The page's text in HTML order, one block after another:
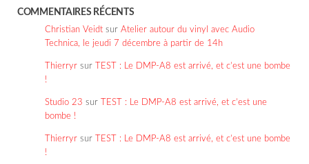
COMMENTAIRES RÉCENTS
Christian Veidt sur Atelier autour du vinyl avec Audio
Technica, le jeudi 7 décembre à partir de 14h
Thierryr sur
TEST : Le DMP-A8 est arrivé, et c’est une bombe
!
Studio 23 sur
TEST : Le DMP-A8 est arrivé, et c’est une
bombe !
Thierryr sur
TEST : Le DMP-A8 est arrivé, et c’est une bombe
!